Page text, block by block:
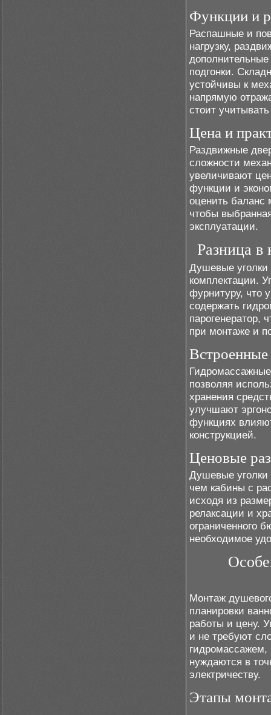
Функции и
Распашные и
нагрузку,
подгонки.
устойчивы к
напрямую
стоит
Цена и
Раздвижные
сложности
увеличивают
функции и
оценить
чтобы
эксплуатации.
Разница в
Душевые
комплектации.
фурнитуру, что
содержать
парогенератор,
при монтаже и
Встроенные
позволяя
хранения
улучшают
функциях
конструкцией.
Ценовые
Душевые уголки
чем кабины с
исходя из
релаксации и
ограниченного
необходимое
Монтаж
планировки
работы и цену.
и не требуют
гидромассажем,
нуждаются в
электричеству.
Этапы